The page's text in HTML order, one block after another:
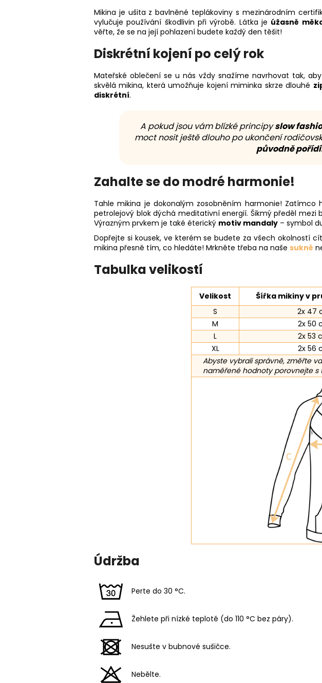
Mikina je ušita z bavlněné teplákoviny s mezinárodním
vylučuje používání škodlivin při výrobě. Látka je úžasně
věřte, že se na její pohlazení budete každý den těšit!
Diskrétní kojení po celý rok
Mateřské oblečení se u nás vždy snažíme navrhovat tak,
skvělá mikina, která umožňuje kojení miminka skrze dlouhé
diskrétní.
A pokud jsou vám blízké principyslow
moct nosit ještě dlouho po ukončení
původně
Zahalte se do modré harmonie!
Tahle mikina je dokonalým zosobněním harmonie! Zatímco
petrolejový blok dýchá meditativní energií. Šikmý předěl mezi
Výrazným prvkem je také éterický motiv mandaly – symbol
Dopřejte si kousek, ve kterém se budete za všech okolností
mikina přesně tím, co hledáte! Mrkněte třeba na naše sukně
Tabulka velikostí
Velikost Šířka mikiny v
S
2x 47
M
2x 50
L
2x 53
XL
2x 56
Abyste vybrali správně, změřte
naměřené hodnoty porovnejte
Údržba
Perte do 30 °C.
Žehlete při nízké teplotě (do 110 °C bez páry).
Nesušte v bubnové sušičce.
Nebělte.